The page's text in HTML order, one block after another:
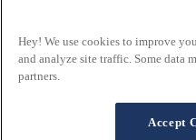
Ekornes Media
Geschäftsbedingungen
Cookies
FAQ Lieferung and
Hey! We use cookies to improve
and analyze site traffic. Some data
partners.
Accept